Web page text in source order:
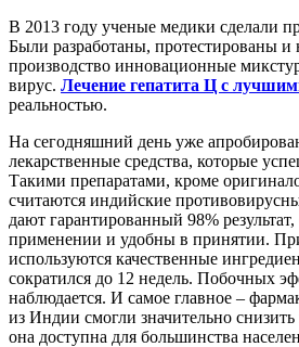
В 2013 году ученые медики сделали
Были разработаны, протестированы и
производство инновационные
вирус. Лечение гепатита Ц с
реальностью.
На сегодняшний день уже
лекарственные средства, которые
Такими препаратами, кроме
считаются индийские
дают гарантированный 98%
применении и удобны в принятии.
используются качественные
сократился до 12 недель. Побочных
наблюдается. И самое главное –
из Индии смогли значительно
она доступна для большинства